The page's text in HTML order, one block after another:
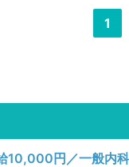
1
10,000円／一般内